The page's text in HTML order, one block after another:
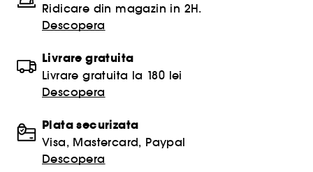
Ridicare din magazin in 2H.
Descopera
Livrare gratuita
Livrare gratuita la 180 lei
Descopera
Plata securizata
Visa, Mastercard, Paypal
Descopera